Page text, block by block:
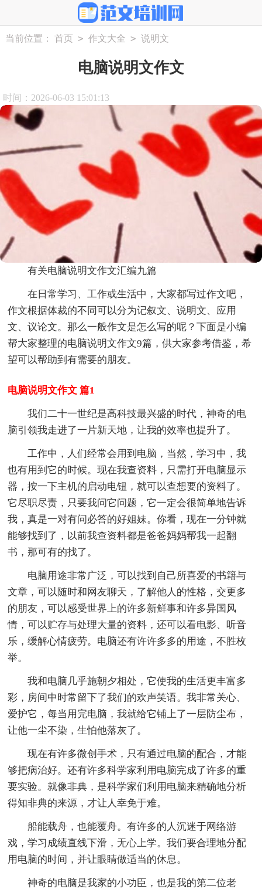
当前位置： 首页 > 作文大全 > 说明文
电脑说明文作文
时间：2026-06-03 15:01:13
有关电脑说明文作文汇编九篇
在日常学习、工作或生活中，大家都写过作文吧，
作文根据体裁的不同可以分为记叙文、说明文、应用
文、议论文。那么一般作文是怎么写的呢？下面是小编
帮大家整理的电脑说明文作文9篇，供大家参考借鉴，希
望可以帮助到有需要的朋友。
电脑说明文作文 篇1
我们二十一世纪是高科技最兴盛的时代，神奇的电
脑引领我走进了一片新天地，让我的效率也提升了。
工作中，人们经常会用到电脑，当然，学习中，我
也有用到它的时候。现在我查资料，只需打开电脑显示
器，按一下主机的启动电钮，就可以查想要的资料了。
它尽职尽责，只要我问它问题，它一定会很简单地告诉
我，真是一对有问必答的好姐妹。你看，现在一分钟就
能够找到了，以前我查资料都是爸爸妈妈帮我一起翻
书，那可有的找了。
电脑用途非常广泛，可以找到自己所喜爱的书籍与
文章，可以随时和网友聊天，了解他人的性格，交更多
的朋友，可以感受世界上的许多新鲜事和许多异国风
情，可以贮存与处理大量的资料，还可以看电影、听音
乐，缓解心情疲劳。电脑还有许许多多的用途，不胜枚
举。
我和电脑几乎施朝夕相处，它使我的生活更丰富多
彩，房间中时常留下了我们的欢声笑语。我非常关心、
爱护它，每当用完电脑，我就给它铺上了一层防尘布，
让他一尘不染，生怕他落灰了。
现在有许多微创手术，只有通过电脑的配合，才能
够把病治好。还有许多科学家利用电脑完成了许多的重
要实验。就像非典，是科学家们利用电脑来精确地分析
得知非典的来源，才让人幸免于难。
船能载舟，也能覆舟。有许多的人沉迷于网络游
戏，学习成绩直线下滑，无心上学。我们要合理地分配
用电脑的时间，并让眼睛做适当的休息。
神奇的电脑是我家的小功臣，也是我的第二位老